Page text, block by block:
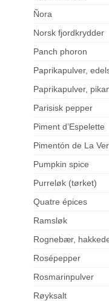
Ñora
Norsk fjordkrydder
Panch phoron
Paprikapulver,
Paprikapulver,
Parisisk pepper
Piment d’Espelette
Pimentón de La
Pumpkin spice
Purreløk (tørket)
Quatre épices
Ramsløk
Rognebær,
Rosépepper
Rosmarinpulver
Røyksalt